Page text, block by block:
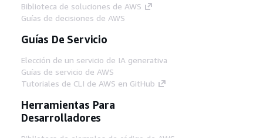
Biblioteca de soluciones de AWS
Guías de decisiones de AWS
Guías De Servicio
Elección de un servicio de IA generativa
Guías de servicio de AWS
Tutoriales de CLI de AWS en GitHub
Herramientas Para
Desarrolladores